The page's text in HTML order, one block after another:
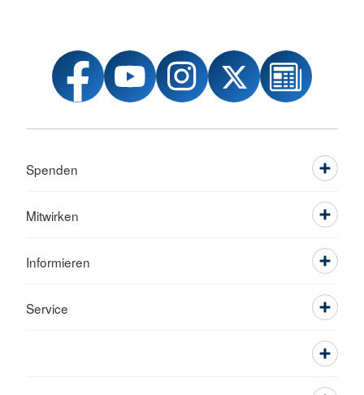
Spenden
Mitwirken
Informieren
Service